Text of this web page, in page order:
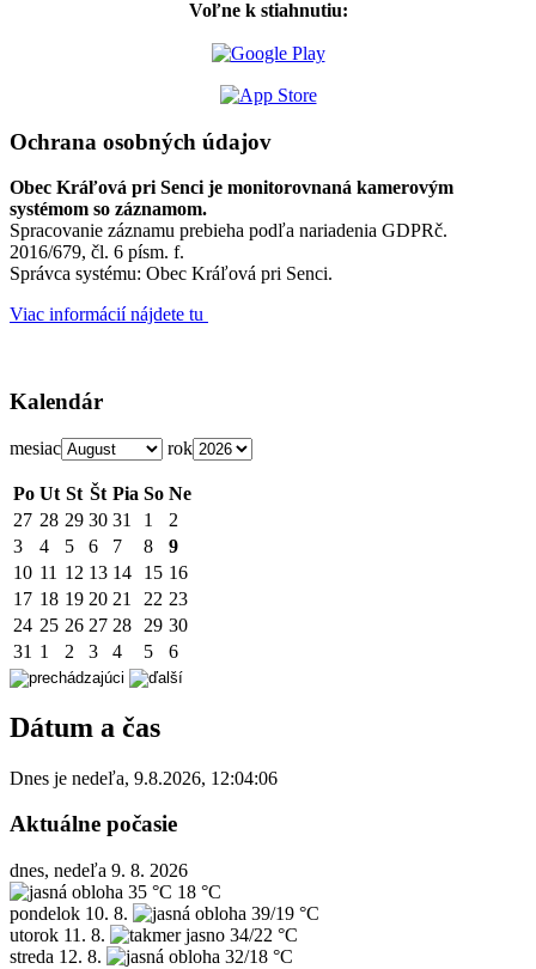
Voľne k stiahnutiu:
Ochrana osobných údajov
Obec Kráľová pri Senci je monitorovnaná kamerovým
systémom so záznamom.
Spracovanie záznamu prebieha podľa nariadenia GDPRč.
2016/679, čl. 6 písm. f.
Správca systému: Obec Kráľová pri Senci.
Viac informácií nájdete tu
Kalendár
mesiac rok
Po Ut St Št Pia So Ne
27 28 29 30 31 1
2
3
4 5 6 7 8
9
10 11 12 13 14 15 16
17 18 19 20 21 22 23
24 25 26 27 28 29 30
31 1 2 3 4 5 6
Dátum a čas
Dnes je nedeľa, 9.8.2026, 12:04:06
Aktuálne počasie
dnes, nedeľa 9. 8. 2026
35 °C 18 °C
pondelok 10. 8.
39/19 °C
utorok 11. 8.
34/22 °C
streda 12. 8. 32/18 °C